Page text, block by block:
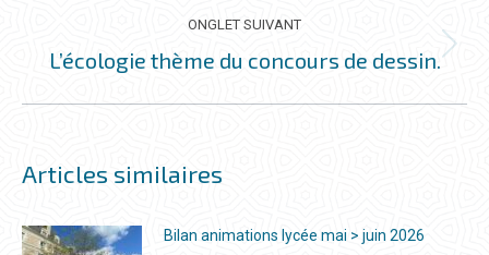
ONGLET SUIVANT
Onglet
L’écologie thème du concours de dessin.
Articles similaires
Bilan animations lycée mai > juin 2026